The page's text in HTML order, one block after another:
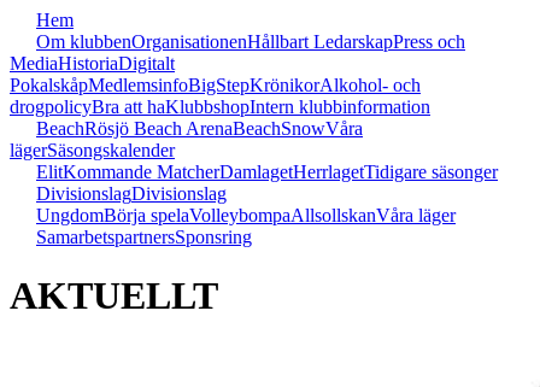
Hem
Om klubbenOrganisationenHållbart LedarskapPress och
MediaHistoriaDigitalt
PokalskåpMedlemsinfoBigStepKrönikorAlkohol- och
drogpolicyBra att haKlubbshopIntern klubbinformation
BeachRösjö Beach ArenaBeachSnowVåra
lägerSäsongskalender
ElitKommande MatcherDamlagetHerrlagetTidigare säsonger
DivisionslagDivisionslag
UngdomBörja spelaVolleybompaAllsollskanVåra läger
SamarbetspartnersSponsring
AKTUELLT